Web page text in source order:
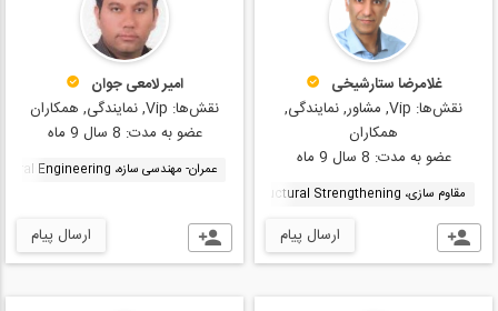
غلامرضا ستارشیخی
نقش‌ها:
Vip, مشاور, نمایندگی,
همکاران
عضو به مدت: 8 سال 9 ماه
مقاوم سازی، Structural Strengthening
ارسال پیام
امیر لامعی جوان
نقش‌ها: Vip, نمایندگی, همکاران
عضو به مدت: 8 سال 9 ماه
عمران- مهندسی سازه، Structural Engineering
ارسال پیام